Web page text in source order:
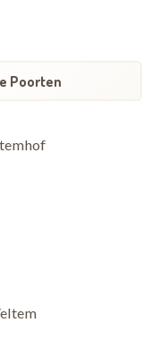
Poorten